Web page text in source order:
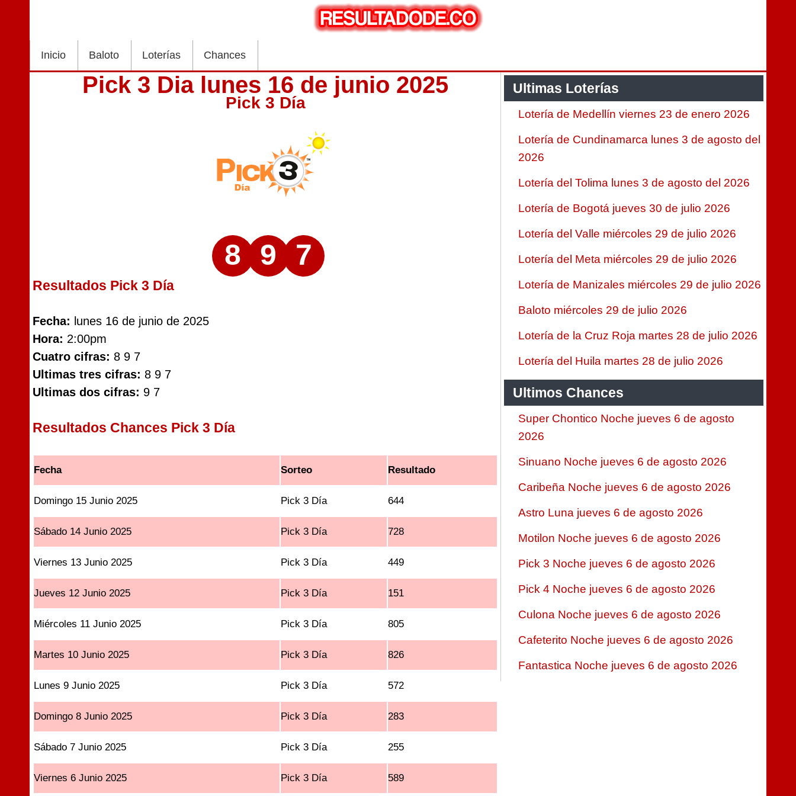
Inicio Baloto Loterías Chances
Pick 3 Dia lunes 16 de junio 2025
Pick 3 Día
8 9 7
Resultados Pick 3 Día
Fecha: lunes 16 de junio de 2025
Hora: 2:00pm
Cuatro cifras: 8 9 7
Ultimas tres cifras: 8 9 7
Ultimas dos cifras: 9 7
Resultados Chances Pick 3 Día
Fecha Sorteo Resultado
Domingo 15 Junio 2025 Pick 3 Día 644
Sábado 14 Junio 2025 Pick 3 Día 728
Viernes 13 Junio 2025 Pick 3 Día 449
Jueves 12 Junio 2025 Pick 3 Día 151
Miércoles 11 Junio 2025 Pick 3 Día 805
Martes 10 Junio 2025 Pick 3 Día 826
Lunes 9 Junio 2025 Pick 3 Día 572
Domingo 8 Junio 2025 Pick 3 Día 283
Sábado 7 Junio 2025 Pick 3 Día 255
Viernes 6 Junio 2025 Pick 3 Día 589
Ultimas Loterías
Lotería de Medellín viernes 23 de enero 2026
Lotería de Cundinamarca lunes 3 de agosto del
2026
Lotería del Tolima lunes 3 de agosto del 2026
Lotería de Bogotá jueves 30 de julio 2026
Lotería del Valle miércoles 29 de julio 2026
Lotería del Meta miércoles 29 de julio 2026
Lotería de Manizales miércoles 29 de julio 2026
Baloto miércoles 29 de julio 2026
Lotería de la Cruz Roja martes 28 de julio 2026
Lotería del Huila martes 28 de julio 2026
Ultimos Chances
Super Chontico Noche jueves 6 de agosto
2026
Sinuano Noche jueves 6 de agosto 2026
Caribeña Noche jueves 6 de agosto 2026
Astro Luna jueves 6 de agosto 2026
Motilon Noche jueves 6 de agosto 2026
Pick 3 Noche jueves 6 de agosto 2026
Pick 4 Noche jueves 6 de agosto 2026
Culona Noche jueves 6 de agosto 2026
Cafeterito Noche jueves 6 de agosto 2026
Fantastica Noche jueves 6 de agosto 2026